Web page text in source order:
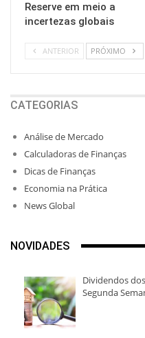
Reserve em meio a
incertezas globais
ANTERIOR PRÓXIMO
CATEGORIAS
Análise de Mercado
Calculadoras de Finanças
Dicas de Finanças
Economia na Prática
News Global
NOVIDADES
Dividendos
Segunda